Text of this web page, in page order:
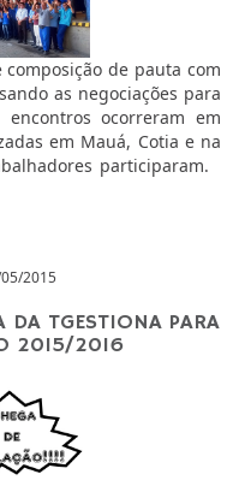
de pauta com
as negociações para
encontros ocorreram em
em Mauá, Cotia e na
participaram.
2015
DA TGESTIONA PARA
2015/2016